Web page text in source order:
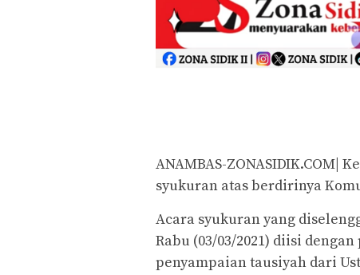
ANAMBAS-ZONASIDIK.COM|
syukuran atas berdirinya
Acara syukuran yang
Rabu (03/03/2021) diisi
penyampaian tausiyah dari